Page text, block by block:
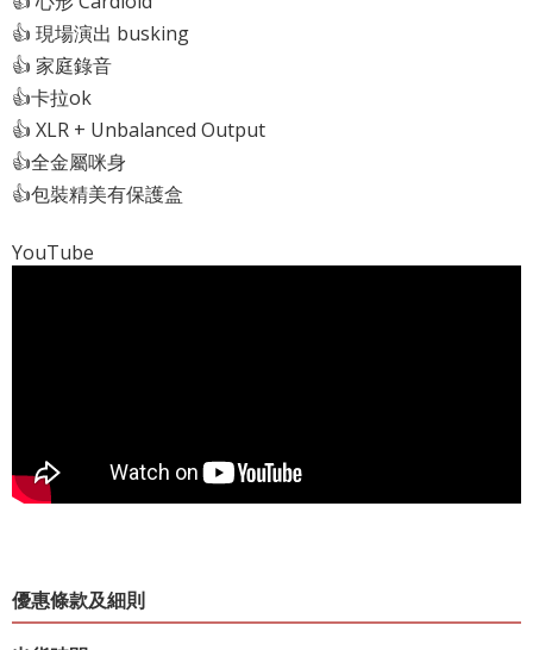
👍 現場演出 busking
👍 家庭錄音
👍卡拉ok
👍 XLR + Unbalanced Output
👍全金屬咪身
👍包裝精美有保護盒
YouTube
優惠條款及細則